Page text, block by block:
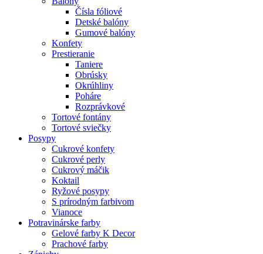
Čísla fóliové
Detské balóny
Gumové balóny
Konfety
Prestieranie
Taniere
Obrúsky
Okrúhliny
Poháre
Rozprávkové
Tortové fontány
Tortové sviečky
Posypy
Cukrové konfety
Cukrové perly
Cukrový máčik
Koktail
Ryžové posypy
S prírodným farbivom
Vianoce
Potravinárske farby
Gelové farby K Decor
Prachové farby